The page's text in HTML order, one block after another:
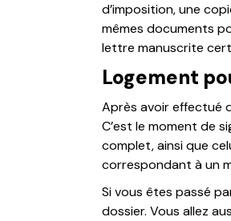
d’imposition, une
mêmes documents
lettre manuscrite
Logement
Après avoir effectué
C’est le moment de
complet, ainsi que
correspondant à un
Si vous êtes passé
dossier. Vous allez